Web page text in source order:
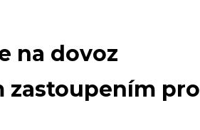
na dovoz
zastoupením pro